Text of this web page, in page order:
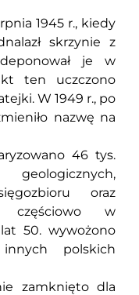
1945 r., kiedy
skrzynie z
je w
ten uczczono
W 1949 r., po
nazwę na
46 tys.
oraz
częściowo w
50. wywożono
polskich
zamknięto dla